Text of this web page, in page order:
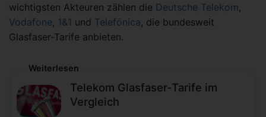
wichtigsten Akteuren zählen die Deutsche Telekom,
Vodafone, 1&1 und Telefónica, die bundesweit
Glasfaser-Tarife anbieten.
Weiterlesen
Telekom Glasfaser-Tarife im
Vergleich